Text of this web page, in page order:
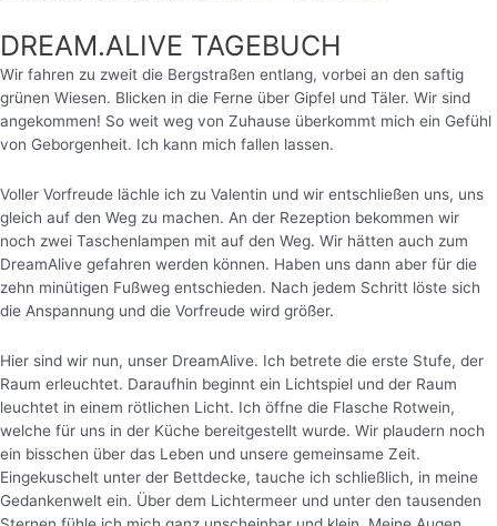
DREAM.ALIVE TAGEBUCH
Wir fahren zu zweit die Bergstraßen entlang, vorbei an den saftig
grünen Wiesen. Blicken in die Ferne über Gipfel und Täler. Wir sind
angekommen! So weit weg von Zuhause überkommt mich ein Gefühl
von Geborgenheit. Ich kann mich fallen lassen.
Voller Vorfreude lächle ich zu Valentin und wir entschließen uns, uns
gleich auf den Weg zu machen. An der Rezeption bekommen wir
noch zwei Taschenlampen mit auf den Weg. Wir hätten auch zum
DreamAlive gefahren werden können. Haben uns dann aber für die
zehn minütigen Fußweg entschieden. Nach jedem Schritt löste sich
die Anspannung und die Vorfreude wird größer.
Hier sind wir nun, unser DreamAlive. Ich betrete die erste Stufe, der
Raum erleuchtet. Daraufhin beginnt ein Lichtspiel und der Raum
leuchtet in einem rötlichen Licht. Ich öffne die Flasche Rotwein,
welche für uns in der Küche bereitgestellt wurde. Wir plaudern noch
ein bisschen über das Leben und unsere gemeinsame Zeit.
Eingekuschelt unter der Bettdecke, tauche ich schließlich, in meine
Gedankenwelt ein. Über dem Lichtermeer und unter den tausenden